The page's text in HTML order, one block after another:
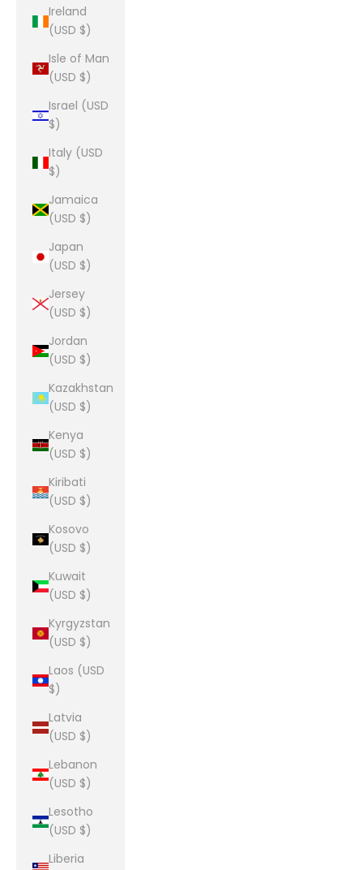
Ireland
(USD $)
Isle of Man
(USD $)
Israel (USD
$)
Italy (USD
$)
Jamaica
(USD $)
Japan
(USD $)
Jersey
(USD $)
Jordan
(USD $)
Kazakhstan
(USD $)
Kenya
(USD $)
Kiribati
(USD $)
Kosovo
(USD $)
Kuwait
(USD $)
Kyrgyzstan
(USD $)
Laos (USD
$)
Latvia
(USD $)
Lebanon
(USD $)
Lesotho
(USD $)
Liberia